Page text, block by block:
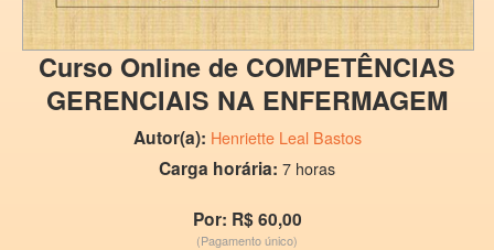
Curso Online de COMPETÊNCIAS
GERENCIAIS NA ENFERMAGEM
Autor(a): Henriette Leal Bastos
Carga horária: 7 horas
Por: R$ 60,00
(Pagamento único)